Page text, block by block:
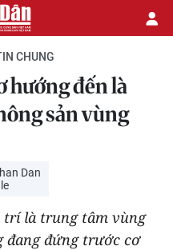
CHUNG
hướng đến là
sản vùng
Dan
trí là trung tâm vùng
đang đứng trước cơ